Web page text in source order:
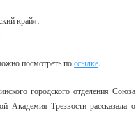
край»;
посмотреть поссылке.
городского отделения Союза
Академия Трезвости рассказала о